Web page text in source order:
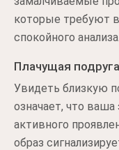
которые требуют
спокойного анализа.
Плачущая подруга
Увидеть близкую
означает, что
активного
образ